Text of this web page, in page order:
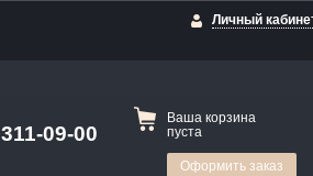
Личный
09-00
Ваша корзина
пуста
Оформить заказ